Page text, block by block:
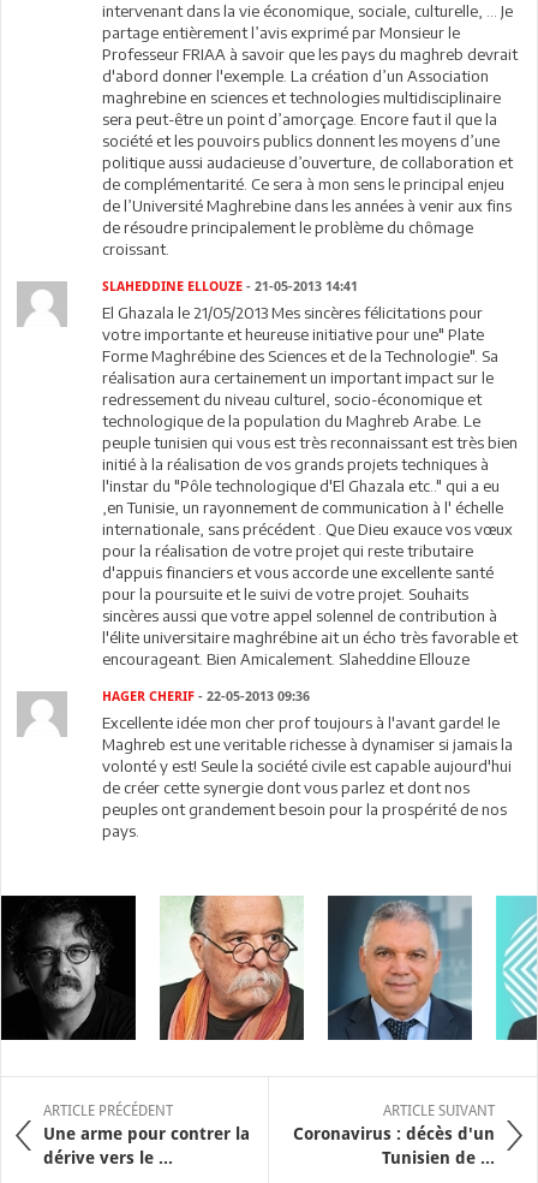
intervenant dans la vie économique, sociale, culturelle, … Je
partage entièrement l’avis exprimé par Monsieur le
Professeur FRIAA à savoir que les pays du maghreb devrait
d'abord donner l'exemple. La création d’un Association
maghrebine en sciences et technologies multidisciplinaire
sera peut-être un point d’amorçage. Encore faut il que la
société et les pouvoirs publics donnent les moyens d’une
politique aussi audacieuse d’ouverture, de collaboration et
de complémentarité. Ce sera à mon sens le principal enjeu
de l’Université Maghrebine dans les années à venir aux fins
de résoudre principalement le problème du chômage
croissant.
SLAHEDDINE ELLOUZE - 21-05-2013 14:41
El Ghazala le 21/05/2013 Mes sincères félicitations pour
votre importante et heureuse initiative pour une" Plate
Forme Maghrébine des Sciences et de la Technologie". Sa
réalisation aura certainement un important impact sur le
redressement du niveau culturel, socio-économique et
technologique de la population du Maghreb Arabe. Le
peuple tunisien qui vous est très reconnaissant est très bien
initié à la réalisation de vos grands projets techniques à
l'instar du "Pôle technologique d'El Ghazala etc.." qui a eu
,en Tunisie, un rayonnement de communication à l' échelle
internationale, sans précédent . Que Dieu exauce vos vœux
pour la réalisation de votre projet qui reste tributaire
d'appuis financiers et vous accorde une excellente santé
pour la poursuite et le suivi de votre projet. Souhaits
sincères aussi que votre appel solennel de contribution à
l'élite universitaire maghrébine ait un écho très favorable et
encourageant. Bien Amicalement. Slaheddine Ellouze
HAGER CHERIF - 22-05-2013 09:36
Excellente idée mon cher prof toujours à l'avant garde! le
Maghreb est une veritable richesse à dynamiser si jamais la
volonté y est! Seule la société civile est capable aujourd'hui
de créer cette synergie dont vous parlez et dont nos
peuples ont grandement besoin pour la prospérité de nos
pays.
ARTICLE PRÉCÉDENT
Une arme pour contrer la
dérive vers le ...
ARTICLE SUIVANT
Coronavirus : décès d'un
Tunisien de ...